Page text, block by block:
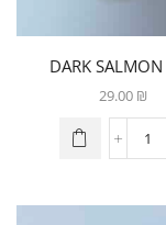
29.00 ₪